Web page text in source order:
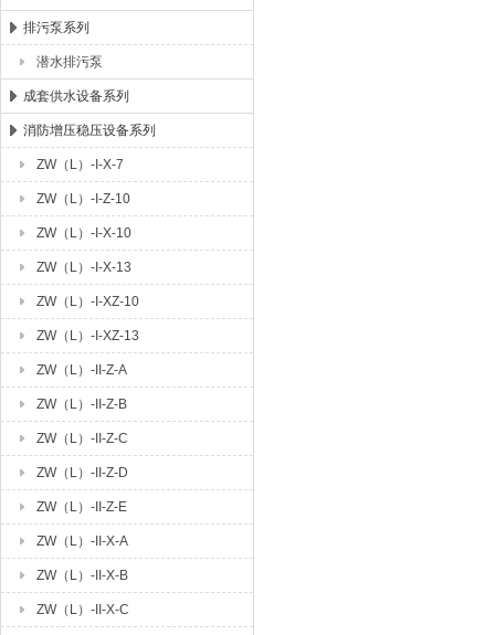
排污泵系列
潜水排污泵
成套供水设备系列
消防增压稳压设备系列
ZW（L）-I-X-7
ZW（L）-I-Z-10
ZW（L）-I-X-10
ZW（L）-I-X-13
ZW（L）-I-XZ-10
ZW（L）-I-XZ-13
ZW（L）-II-Z-A
ZW（L）-II-Z-B
ZW（L）-II-Z-C
ZW（L）-II-Z-D
ZW（L）-II-Z-E
ZW（L）-II-X-A
ZW（L）-II-X-B
ZW（L）-II-X-C